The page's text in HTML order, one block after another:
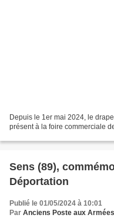
Depuis le 1er mai 2024, le
présent à la foire commerciale
Sens (89),
Déportation
Publié le 01/05/2024 à 10:01
Par Anciens Poste aux Armées